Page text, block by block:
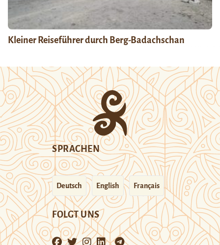
Kleiner Reiseführer durch Berg-Badachschan
SPRACHEN
Deutsch English Français
FOLGT UNS